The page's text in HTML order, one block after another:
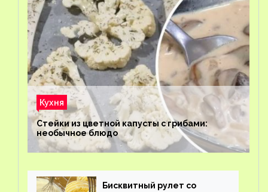
Кухня
Стейки из цветной капусты с грибами:
необычное блюдо
Бисквитный рулет со